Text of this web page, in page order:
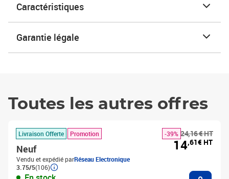
Caractéristiques
Garantie légale
Toutes les autres offres
Livraison Offerte Promotion
Neuf
Vendu et expédié parRéseau Electronique
3.75/5(106)
24,16 € HT
-39%
14,61€ HT